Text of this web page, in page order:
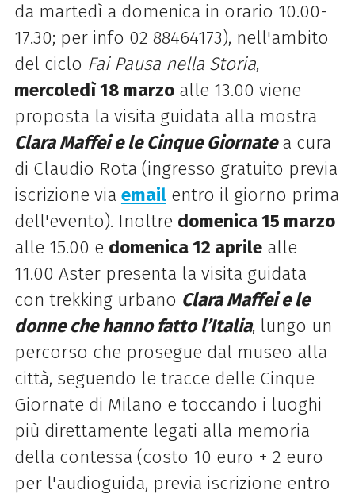
da martedì a domenica in orario 10.00-
17.30; per info 02 88464173), nell'ambito
del ciclo Fai Pausa nella Storia,
mercoledì 18 marzoalle 13.00 viene
proposta la visita guidata alla mostra
Clara Maffei e le Cinque Giornatea cura
di Claudio Rota (ingresso gratuito previa
iscrizione via emailentro il giorno prima
dell'evento). Inoltre domenica 15 marzo
alle 15.00 e domenica 12 aprilealle
11.00 Aster presenta la visita guidata
con trekking urbano Clara Maffei e le
donne che hanno fatto l’Italia, lungo un
percorso che prosegue dal museo alla
città, seguendo le tracce delle Cinque
Giornate di Milano e toccando i luoghi
più direttamente legati alla memoria
della contessa (costo 10 euro + 2 euro
per l'audioguida, previa iscrizione entro